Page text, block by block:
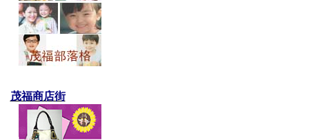
茂福商店街